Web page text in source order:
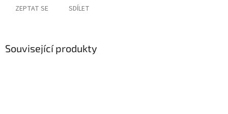
ZEPTAT SE SDÍLET
Související produkty